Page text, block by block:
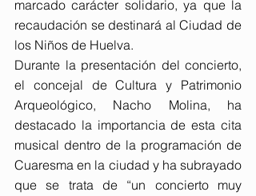
marcado carácter solidario, ya que la
recaudación se destinará al Ciudad de
los Niños de Huelva.
Durante la presentación del concierto,
el concejal de Cultura y Patrimonio
Arqueológico, Nacho Molina, ha
destacado la importancia de esta cita
musical dentro de la programación de
Cuaresma en la ciudad y ha subrayado
que se trata de “un concierto muy